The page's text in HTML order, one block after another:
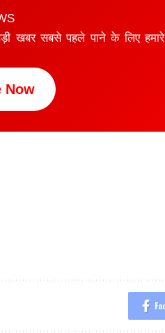
खबर सबसे पहले पाने के लिए
Now